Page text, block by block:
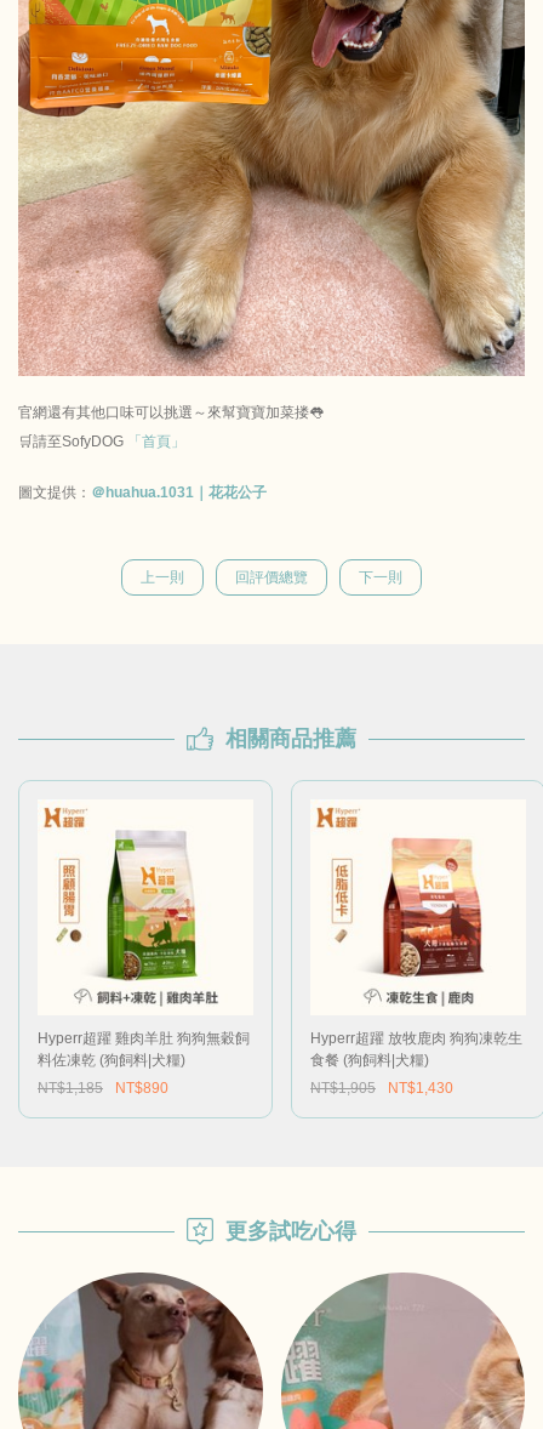
官網還有其他口味可以挑選～來幫寶寶加菜搂👅
🛒請至SofyDOG
「首頁」
圖文提供： ＠huahua.1031｜花花公子
上一則 回評價總覽 下一則
相關商品推薦
Hyperr超躍 雞肉羊肚 狗狗無穀飼
料佐凍乾 (狗飼料|犬糧)
NT$1,185
NT$890
Hyperr超躍 放牧鹿肉 狗狗凍乾生
食餐 (狗飼料|犬糧)
NT$1,905
NT$1,430
更多試吃心得